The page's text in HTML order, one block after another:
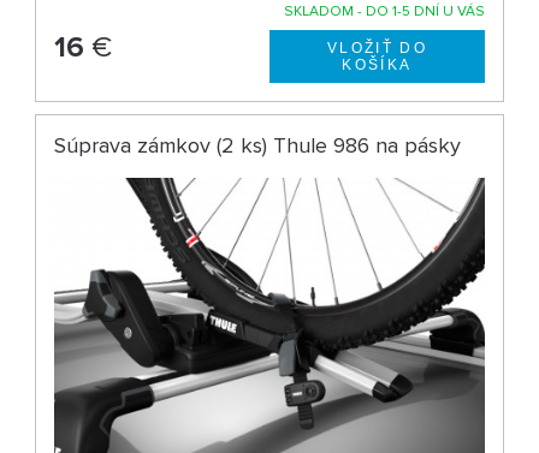
SKLADOM - DO 1-5 DNÍ U VÁS
16 €
Súprava zámkov (2 ks) Thule 986 na pásky